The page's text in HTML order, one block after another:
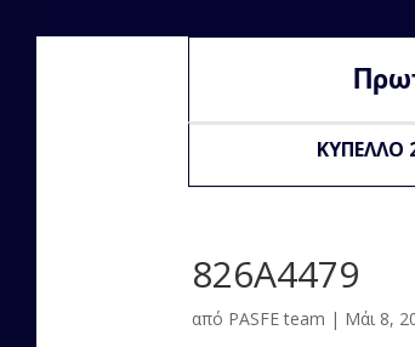
ΚΥΠΕΛΛΟ
826A4479
από PASFE team | Μάι 8,